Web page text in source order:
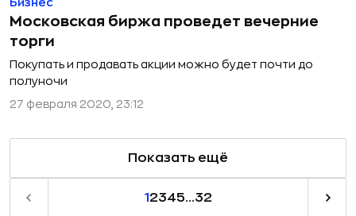
Московская биржа проведет вечерние
торги
Покупать и продавать акции можно будет почти до
полуночи
Бизнес
27 февраля 2020, 23:12
Показать ещё
1 2345...32